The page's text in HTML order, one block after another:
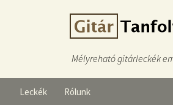
Mélyreható gitárleckék
Leckék Rólunk